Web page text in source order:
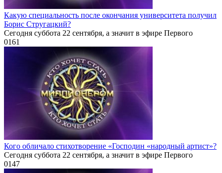
Какую специальность после окончания университета получил
Борис Стругацкий?
Сегодня суббота 22 сентября, а значит в эфире Первого
0161
Кого обличало стихотворение «Господин «народный артист»?
Сегодня суббота 22 сентября, а значит в эфире Первого
0147